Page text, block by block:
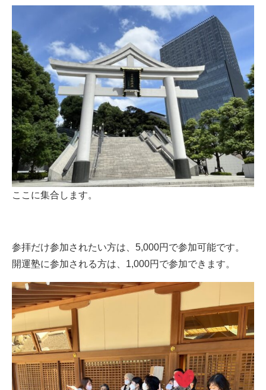
ここに集合します。
参拝だけ参加されたい方は、5,000円で参加可能です。
開運塾に参加される方は、1,000円で参加できます。